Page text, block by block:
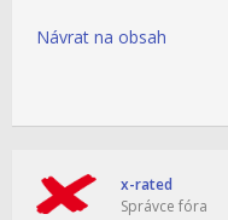
Návrat na obsah
x-rated
Správce fóra